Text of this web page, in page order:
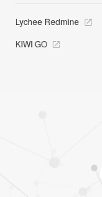
Lychee Redmine
KIWI GO